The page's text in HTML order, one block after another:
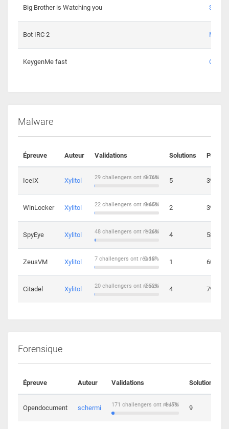
Big Brother is Watching you
Bot IRC 2
KeygenMe fast Ge0
Malware
Épreuve Auteur Validations Solutions Points
IceIX Xylitol 0.76%
29 challengers ont réussi 5 39
WinLocker Xylitol 0.65%
22 challengers ont réussi 2 39
SpyEye Xylitol 1.26%
48 challengers ont réussi 4 58
ZeusVM Xylitol 0.18%
7 challengers ont réussi 1 60
Citadel Xylitol 0.52%
20 challengers ont réussi 4 79
Forensique
Épreuve Auteur Validations Solutions
Opendocument schermi 4.47%
171 challengers ont réussi 9